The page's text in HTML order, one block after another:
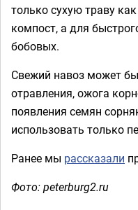
только сухую траву
компост, а для
бобовых.
Свежий навоз может
отравления, ожога
появления семян
использовать только
Ранее мы рассказали
Фото: peterburg2.ru